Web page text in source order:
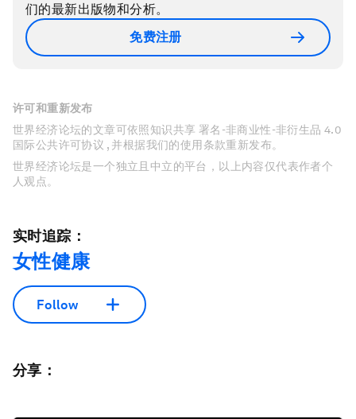
们的最新出版物和分析。
免费注册
许可和重新发布
世界经济论坛的文章可依照知识共享 署名-非商业性-非衍生品 4.0
国际公共许可协议 , 并根据我们的使用条款重新发布。
世界经济论坛是一个独立且中立的平台，以上内容仅代表作者个
人观点。
实时追踪：
女性健康
Follow
分享：